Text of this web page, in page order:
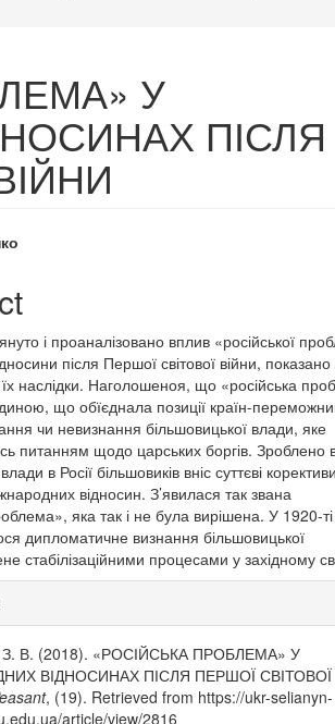
У
ПІСЛЯ
і проаналізовано вплив «російської
після Першої світової війни, показано
наслідки. Наголошеноя, що «російська
що обїєднала позиції країн-
чи невизнання більшовицької влади, яке
питанням щодо царських боргів. Зроблено
в Росії більшовиків вніс суттєві
відносин. З’явилася так звана
яка так і не була вирішена. У 1920-ті
дипломатичне визнання більшовицької
стабілізаційними процесами у західному
З. В. (2018). «РОСІЙСЬКА ПРОБЛЕМА» У
ВІДНОСИНАХ ПІСЛЯ ПЕРШОЇ СВІТОВОЇ
, (19). Retrieved from https://ukr-selianyn-
article/view/2816